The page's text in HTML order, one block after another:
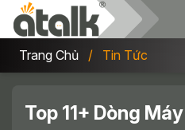
Trang Chủ Tin Tức
Top 11+ Dòng